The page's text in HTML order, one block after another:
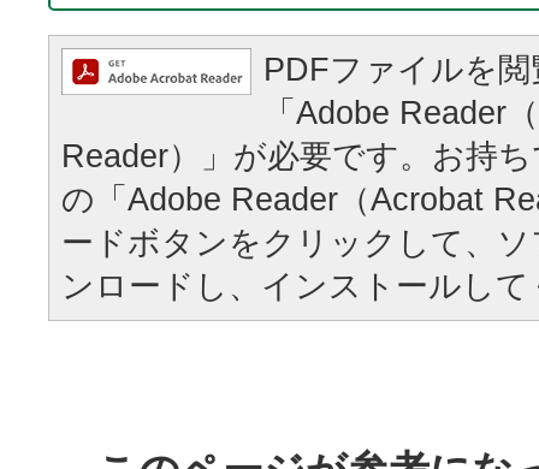
PDFファイルを
「Adobe Reader
Reader）」が必要です。お持
の「Adobe Reader（Acrobat
ードボタンをクリックして、
ンロードし、インストールし